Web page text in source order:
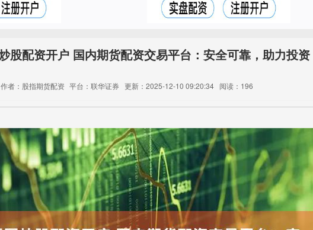
股配资开户 国内期货配资交易平台：安全可靠，助力投资
作者：股指期货配资 平台：联华证券 更新：2025-12-10 09:20:34 阅读：196